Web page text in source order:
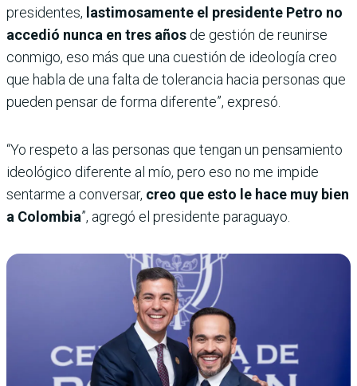
presidentes, lastimosamente el presidente Petro no
accedió nunca en tres años de gestión de reunirse
conmigo, eso más que una cuestión de ideología creo
que habla de una falta de tolerancia hacia personas que
pueden pensar de forma diferente”, expresó.
“Yo respeto a las personas que tengan un pensamiento
ideológico diferente al mío, pero eso no me impide
sentarme a conversar, creo que esto le hace muy bien
a Colombia”, agregó el presidente paraguayo.